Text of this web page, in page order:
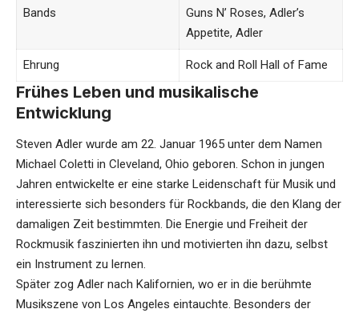
Bands
Guns N’ Roses, Adler’s
Appetite, Adler
Ehrung Rock and Roll Hall of Fame
Frühes Leben und musikalische
Entwicklung
Steven Adler wurde am 22. Januar 1965 unter dem Namen
Michael Coletti in Cleveland, Ohio geboren. Schon in jungen
Jahren entwickelte er eine starke Leidenschaft für Musik und
interessierte sich besonders für Rockbands, die den Klang der
damaligen Zeit bestimmten. Die Energie und Freiheit der
Rockmusik faszinierten ihn und motivierten ihn dazu, selbst
ein Instrument zu lernen.
Später zog Adler nach Kalifornien, wo er in die berühmte
Musikszene von Los Angeles eintauchte. Besonders der